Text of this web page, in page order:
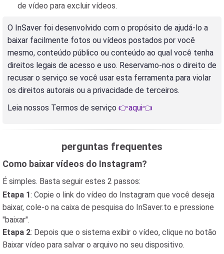
de vídeo para excluir vídeos.
O InSaver foi desenvolvido com o propósito de ajudá-lo a
baixar facilmente fotos ou vídeos postados por você
mesmo, conteúdo público ou conteúdo ao qual você tenha
direitos legais de acesso e uso. Reservamo-nos o direito de
recusar o serviço se você usar esta ferramenta para violar
os direitos autorais ou a privacidade de terceiros.
Leia nossos Termos de serviço 👉aqui👈
perguntas frequentes
Como baixar vídeos do Instagram?
É simples. Basta seguir estes 2 passos:
Etapa 1: Copie o link do vídeo do Instagram que você deseja
baixar, cole-o na caixa de pesquisa do InSaver.to e pressione
"baixar".
Etapa 2: Depois que o sistema exibir o vídeo, clique no botão
Baixar vídeo para salvar o arquivo no seu dispositivo.